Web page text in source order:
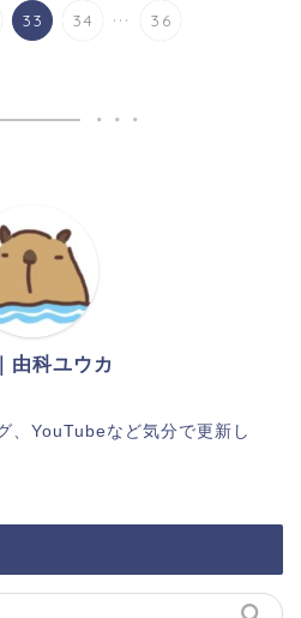
33 34 ... 36
由科ユウカ
、YouTubeなど気分で更新し